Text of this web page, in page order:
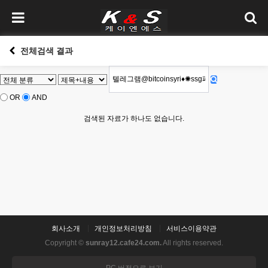
전체검색 결과
OR AND
검색된 자료가 하나도 없습니다.
회사소개 개인정보처리방침
서비스이용약관
Copyright © sunray12.cafe24.com.All rights reserved.